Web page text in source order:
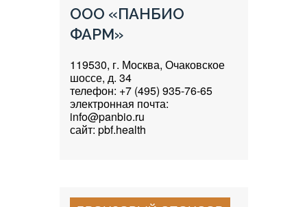
ООО «ПАНБИО
ФАРМ»
119530, г. Москва, Очаковское
шоссе, д. 34
телефон: +7 (495) 935-76-65
электронная почта:
info@panbio.ru
сайт: pbf.health